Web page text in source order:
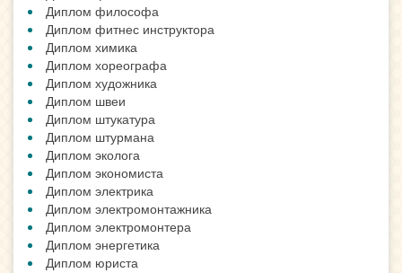
Диплом философа
Диплом фитнес инструктора
Диплом химика
Диплом хореографа
Диплом художника
Диплом швеи
Диплом штукатура
Диплом штурмана
Диплом эколога
Диплом экономиста
Диплом электрика
Диплом электромонтажника
Диплом электромонтера
Диплом энергетика
Диплом юриста